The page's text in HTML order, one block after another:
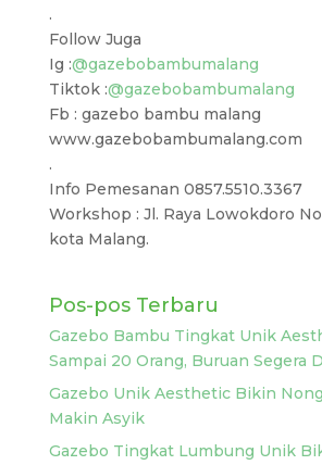
.
Follow Juga
Ig :@gazebobambumalang
Tiktok :@gazebobambumalang
Fb : gazebo bambu malang
www.gazebobambumalang.com
.
Info Pemesanan 0857.5510.3367
Workshop : Jl. Raya Lowokdoro
kota Malang.
Pos-pos Terbaru
Gazebo Bambu Tingkat Unik
Sampai 20 Orang, Buruan Segera
Gazebo Unik Aesthetic Bikin
Makin Asyik
Gazebo Tingkat Lumbung Unik